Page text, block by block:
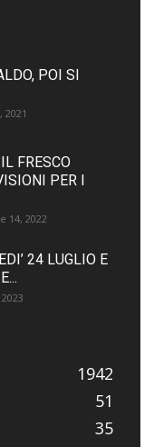
POI SI
2021
FRESCO
PER I
14, 2022
24 LUGLIO E
1942
51
35